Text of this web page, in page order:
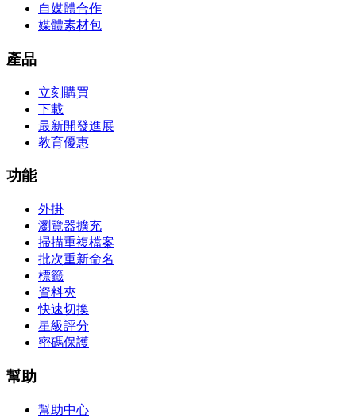
自媒體合作
媒體素材包
產品
立刻購買
下載
最新開發進展
教育優惠
功能
外掛
瀏覽器擴充
掃描重複檔案
批次重新命名
標籤
資料夾
快速切換
星級評分
密碼保護
幫助
幫助中心